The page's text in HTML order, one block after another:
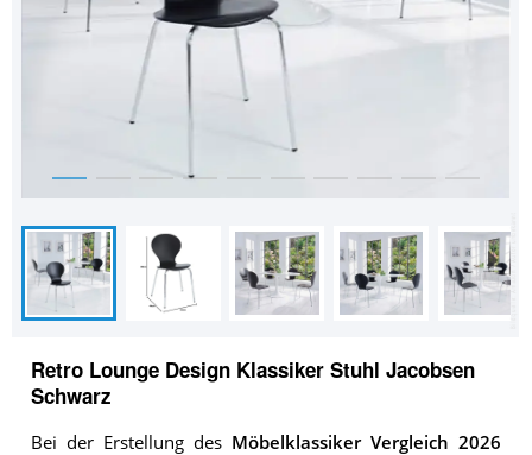
Retro Lounge Design Klassiker Stuhl Jacobsen
Schwarz
Bei der Erstellung des Möbelklassiker Vergleich 2026